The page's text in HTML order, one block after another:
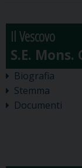
Il Vescovo
Biografia
Stemma
Documenti